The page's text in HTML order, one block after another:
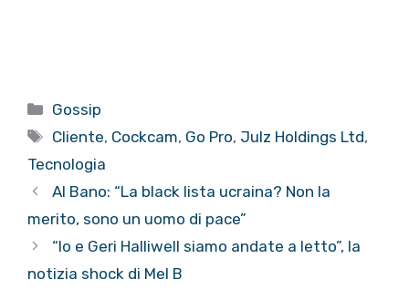
Categorie
Gossip
Tag
Cliente, Cockcam, Go Pro, Julz Holdings Ltd,
Tecnologia
Al Bano: “La black lista ucraina? Non la
merito, sono un uomo di pace”
“Io e Geri Halliwell siamo andate a letto”, la
notizia shock di Mel B